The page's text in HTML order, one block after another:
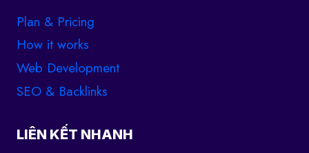
Plan & Pricing
How it works
Web Development
SEO & Backlinks
LIÊN KẾT NHANH